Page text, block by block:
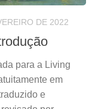
DE 2022
para a Living
em
e